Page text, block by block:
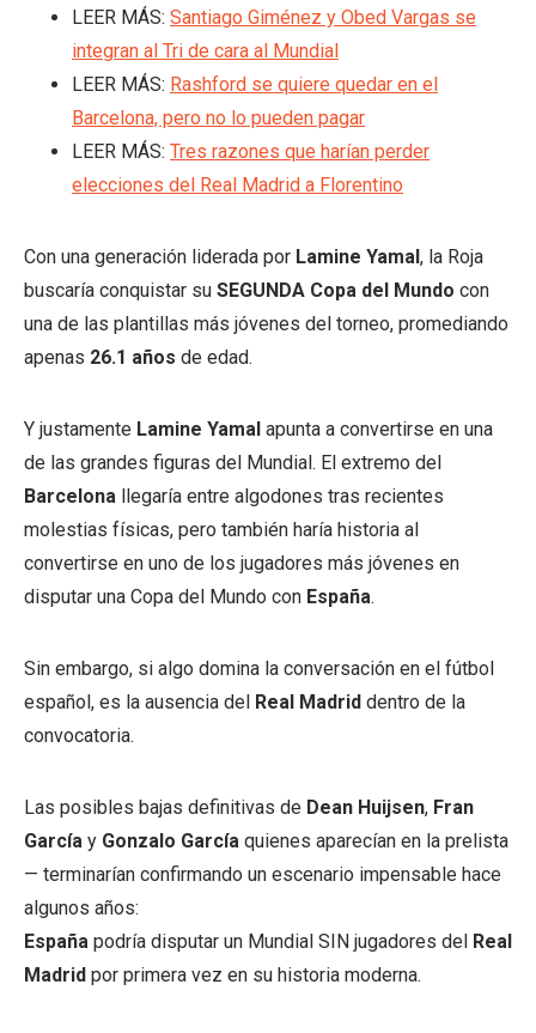
LEER MÁS: Santiago Giménez y Obed Vargas se
integran al Tri de cara al Mundial
LEER MÁS: Rashford se quiere quedar en el
Barcelona, pero no lo pueden pagar
LEER MÁS: Tres razones que harían perder
elecciones del Real Madrid a Florentino
Con una generación liderada por Lamine Yamal, la Roja
buscaría conquistar su SEGUNDA Copa del Mundo con
una de las plantillas más jóvenes del torneo, promediando
apenas 26.1 años de edad.
Y justamente Lamine Yamal apunta a convertirse en una
de las grandes figuras del Mundial. El extremo del
Barcelona llegaría entre algodones tras recientes
molestias físicas, pero también haría historia al
convertirse en uno de los jugadores más jóvenes en
disputar una Copa del Mundo con España.
Sin embargo, si algo domina la conversación en el fútbol
español, es la ausencia del Real Madrid dentro de la
convocatoria.
Las posibles bajas definitivas de Dean Huijsen, Fran
García y Gonzalo García quienes aparecían en la prelista
— terminarían confirmando un escenario impensable hace
algunos años:
España podría disputar un Mundial SIN jugadores del Real
Madrid por primera vez en su historia moderna.